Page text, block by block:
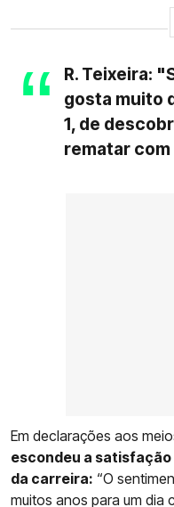
R. Teixeira:
gosta muito
1, de
rematar
Em declarações aos
escondeu a
da carreira: “O
muitos anos para um dia